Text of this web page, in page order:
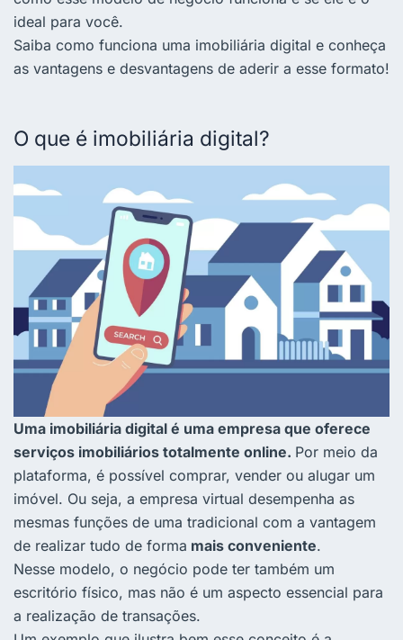
ideal para você.
Saiba como funciona uma imobiliária digital e conheça
as vantagens e desvantagens de aderir a esse formato!
O que é imobiliária digital?
Uma imobiliária digital é uma empresa que oferece
serviços imobiliários totalmente online. Por meio da
plataforma, é possível comprar, vender ou alugar um
imóvel. Ou seja, a empresa virtual desempenha as
mesmas funções de uma tradicional com a vantagem
de realizar tudo de forma mais conveniente.
Nesse modelo, o negócio pode ter também um
escritório físico, mas não é um aspecto essencial para
a realização de transações.